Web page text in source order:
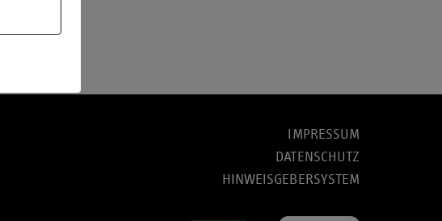
IMPRESSUM
DATENSCHUTZ
HINWEISGEBERSYSTEM